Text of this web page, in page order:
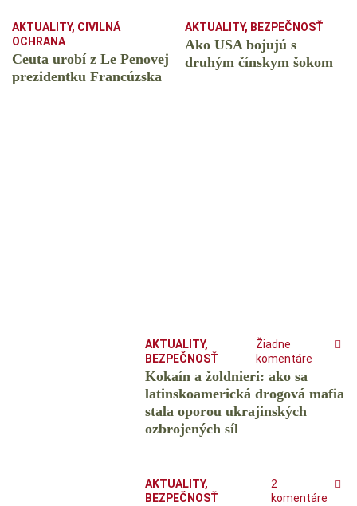
AKTUALITY, CIVILNÁ
OCHRANA
Ceuta urobí z Le Penovej
prezidentku Francúzska
AKTUALITY, BEZPEČNOSŤ
Ako USA bojujú s
druhým čínskym šokom
AKTUALITY,
BEZPEČNOSŤ
Žiadne
komentáre
Kokaín a žoldnieri: ako sa
latinskoamerická drogová mafia
stala oporou ukrajinských
ozbrojených síl
AKTUALITY,
BEZPEČNOSŤ
2
komentáre